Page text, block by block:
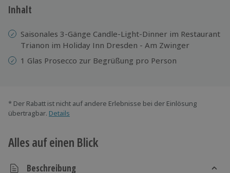
Inhalt
Saisonales 3-Gänge Candle-Light-Dinner im Restaurant
Trianon im Holiday Inn Dresden - Am Zwinger
1 Glas Prosecco zur Begrüßung pro Person
* Der Rabatt ist nicht auf andere Erlebnisse bei der Einlösung
übertragbar. Details
Alles auf einen Blick
Beschreibung